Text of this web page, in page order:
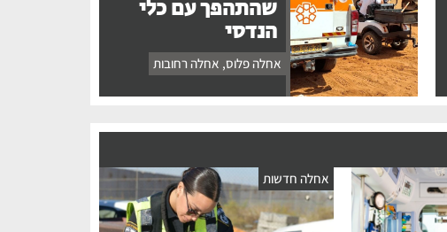
שהתהפך עם כלי
הנדסי
אחלה פלוס, אחלה רחובות
אחלה חדשות